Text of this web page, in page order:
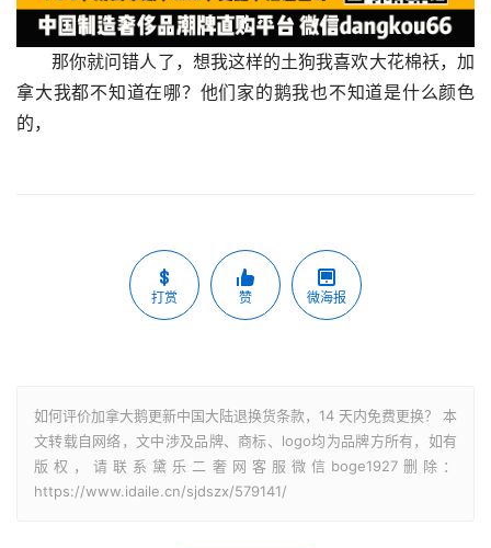
那你就问错人了，想我这样的土狗我喜欢大花棉袄，加
拿大我都不知道在哪？他们家的鹅我也不知道是什么颜色
的，
打赏 赞 微海报
如何评价加拿大鹅更新中国大陆退换货条款，14 天内免费更换？ 本
文转载自网络，文中涉及品牌、商标、logo均为品牌方所有，如有
版权，请联系黛乐二奢网客服微信boge1927删除：
https://www.idaile.cn/sjdszx/579141/